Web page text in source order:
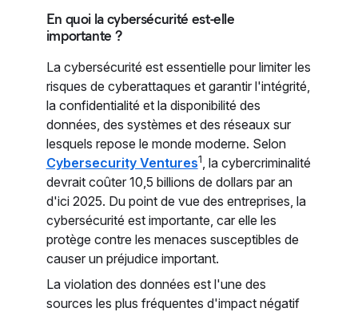
En quoi la cybersécurité est-elle
importante ?
La cybersécurité est essentielle pour limiter les
risques de cyberattaques et garantir l'intégrité,
la confidentialité et la disponibilité des
données, des systèmes et des réseaux sur
lesquels repose le monde moderne. Selon
Cybersecurity Ventures1, la cybercriminalité
devrait coûter 10,5 billions de dollars par an
d'ici 2025. Du point de vue des entreprises, la
cybersécurité est importante, car elle les
protège contre les menaces susceptibles de
causer un préjudice important.
La violation des données est l'une des
sources les plus fréquentes d'impact négatif